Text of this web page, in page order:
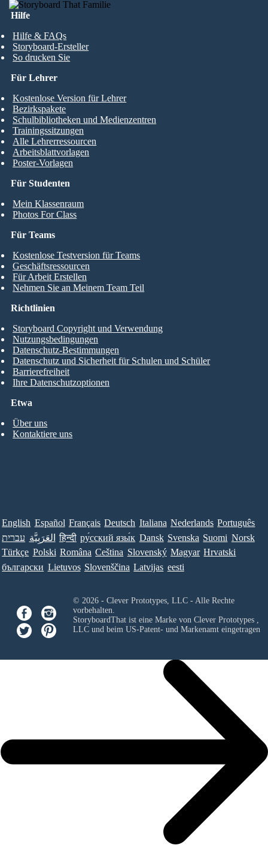
Hilfe
Hilfe & FAQs
Storyboard-Ersteller
So drucken Sie
Für Studenten
Mein Klassenraum
Photos For Class
Für Lehrer
Kostenlose Version für Lehrer
Bezirkspakete
Schulbibliotheken und Medienzentren
Trainingssitzungen
Alle Lehrerressourcen
Arbeitsblattvorlagen
Poster-Vorlagen
Für Teams
Kostenlose Testversion für Teams
Geschäftsressourcen
Für Arbeit Erstellen
Nehmen Sie an Meinem Team Teil
Etwa
Über uns
Kontaktiere uns
Richtlinien
Storyboard Copyright und Verwendung
Nutzungsbedingungen
Datenschutz-Bestimmungen
Datenschutz und Sicherheit für Schulen und Schüler
Barrierefreiheit
Ihre Datenschutzoptionen
English Español Français Deutsch Italiana Nederlands Português
עברית العَرَبِيَّة हिन्दी ру́сский язы́к Dansk Svenska Suomi Norsk
Türkçe Polski Româna Ceština Slovenský Magyar Hrvatski
български Lietuvos Slovenščina Latvijas eesti
© 2026 - Clever Prototypes, LLC - Alle Rechte
vorbehalten.
StoryboardThat ist eine Marke von Clever Prototypes ,
LLCund beim US-Patent- und Markenamt eingetragen